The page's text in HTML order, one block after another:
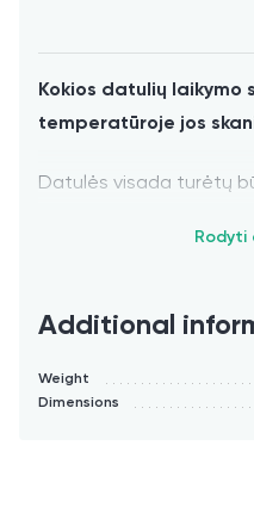
Kokios datulių laikymo
temperatūroje jos
Datulės visada turėtų
rekomenduojame
Minkštos datulės
Additional
Weight
Dimensions